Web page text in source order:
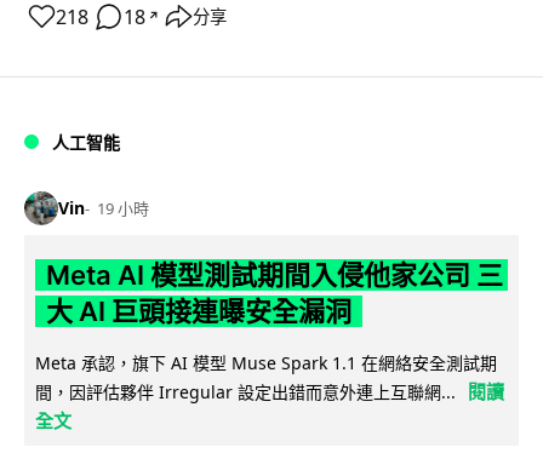
218 18 ↗ 分享
人工智能
Vin 19 小時
Meta AI 模型測試期間入侵他家公司 三
大 AI 巨頭接連曝安全漏洞
Meta 承認，旗下 AI 模型 Muse Spark 1.1 在網絡安全測試期
間，因評估夥伴 Irregular 設定出錯而意外連上互聯網...
閱讀
全文